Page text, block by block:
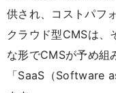
供され、コストパフ
クラウド型CMSは、
な形でCMSが予め組
「SaaS（Software